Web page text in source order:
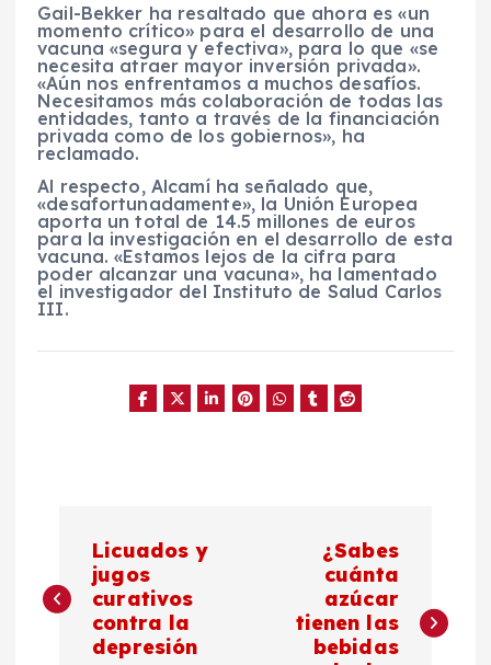
Gail-Bekker ha resaltado que ahora es «un
momento crítico» para el desarrollo de una
vacuna «segura y efectiva», para lo que «se
necesita atraer mayor inversión privada».
«Aún nos enfrentamos a muchos desafíos.
Necesitamos más colaboración de todas las
entidades, tanto a través de la financiación
privada como de los gobiernos», ha
reclamado.
Al respecto, Alcamí ha señalado que,
«desafortunadamente», la Unión Europea
aporta un total de 14.5 millones de euros
para la investigación en el desarrollo de esta
vacuna. «Estamos lejos de la cifra para
poder alcanzar una vacuna», ha lamentado
el investigador del Instituto de Salud Carlos
III.
a
Licuados y
jugos
curativos
contra la
depresión
¿Sabes
cuánta
azúcar
tienen las
bebidas